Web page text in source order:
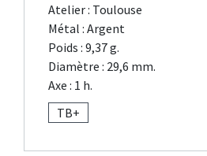
Atelier : Toulouse
Métal : Argent
Poids : 9,37 g.
Diamètre : 29,6 mm.
Axe : 1 h.
TB+